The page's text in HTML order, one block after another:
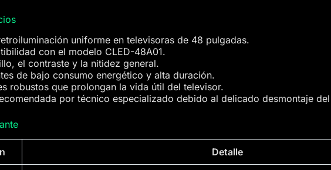
uniforme en televisoras de 48 pulgadas.
con el modelo CLED-48A01.
el contraste y la nitidez general.
de bajo consumo energético y alta duración.
robustos que prolongan la vida útil del televisor.
por técnico especializado debido al delicado desmontaje
Detalle